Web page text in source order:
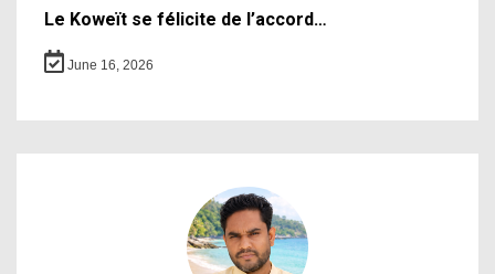
Le Koweït se félicite de l’accord…
June 16, 2026